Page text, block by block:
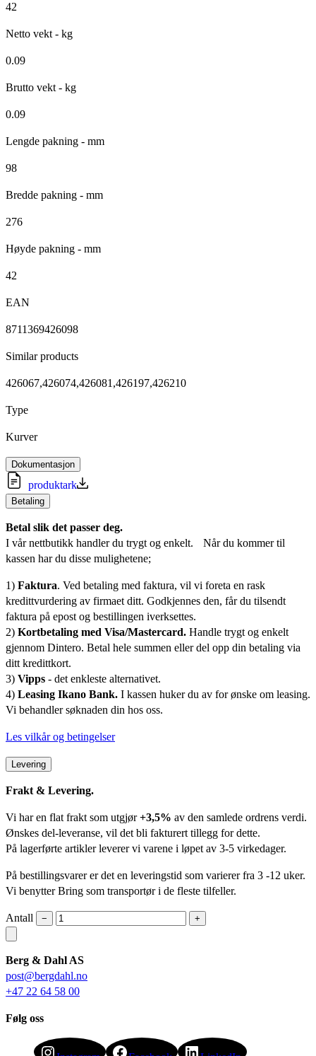
42
Netto vekt - kg
0.09
Brutto vekt - kg
0.09
Lengde pakning - mm
98
Bredde pakning - mm
276
Høyde pakning - mm
42
EAN
8711369426098
Similar products
426067,426074,426081,426197,426210
Type
Kurver
Dokumentasjon
produktark
Betaling
Betal slik det passer deg.
I vår nettbutikk handler du trygt og enkelt. Når du kommer til
kassen har du disse mulighetene;
1) Faktura. Ved betaling med faktura, vil vi foreta en rask
kredittvurdering av firmaet ditt. Godkjennes den, får du tilsendt
faktura på epost og bestillingen iverksettes.
2) Kortbetaling med Visa/Mastercard. Handle trygt og enkelt
gjennom Dintero. Betal hele summen eller del opp din betaling via
ditt kredittkort.
3) Vipps - det enkleste alternativet.
4) Leasing Ikano Bank. I kassen huker du av for ønske om leasing.
Vi behandler søknaden din hos oss.
Les vilkår og betingelser
Levering
Frakt & Levering.
Vi har en flat frakt som utgjør+3,5% av den samlede ordrens verdi.
Ønskes del-leveranse, vil det bli fakturert tillegg for dette.
På lagerførte artikler leverer vi varene i løpet av 3-5 virkedager.
På bestillingsvarer er det en leveringstid som varierer fra 3 -12 uker.
Vi benytter Bring som transportør i de fleste tilfeller.
Antall − +
Berg & Dahl AS
post@bergdahl.no
+47 22 64 58 00
Følg oss